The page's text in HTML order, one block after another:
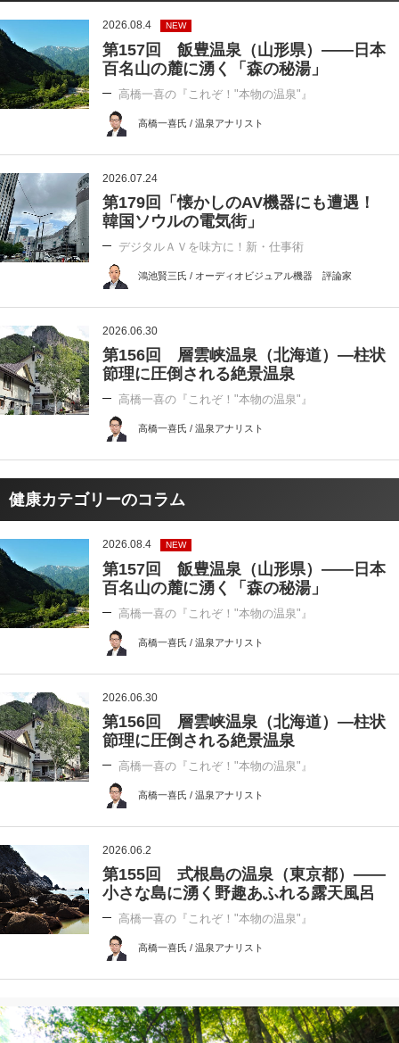
2026.08.4 NEW
第157回 飯豊温泉（山形県）――日本
百名山の麓に湧く「森の秘湯」
高橋一喜の『これぞ！"本物の温泉"』
高橋一喜氏 / 温泉アナリスト
2026.07.24
第179回「懐かしのAV機器にも遭遇！
韓国ソウルの電気街」
デジタルＡＶを味方に！新・仕事術
鴻池賢三氏 / オーディオビジュアル機器 評論家
2026.06.30
第156回 層雲峡温泉（北海道）―柱状
節理に圧倒される絶景温泉
高橋一喜の『これぞ！"本物の温泉"』
高橋一喜氏 / 温泉アナリスト
健康カテゴリーのコラム
2026.08.4 NEW
第157回 飯豊温泉（山形県）――日本
百名山の麓に湧く「森の秘湯」
高橋一喜の『これぞ！"本物の温泉"』
高橋一喜氏 / 温泉アナリスト
2026.06.30
第156回 層雲峡温泉（北海道）―柱状
節理に圧倒される絶景温泉
高橋一喜の『これぞ！"本物の温泉"』
高橋一喜氏 / 温泉アナリスト
2026.06.2
第155回 式根島の温泉（東京都）――
小さな島に湧く野趣あふれる露天風呂
高橋一喜の『これぞ！"本物の温泉"』
高橋一喜氏 / 温泉アナリスト